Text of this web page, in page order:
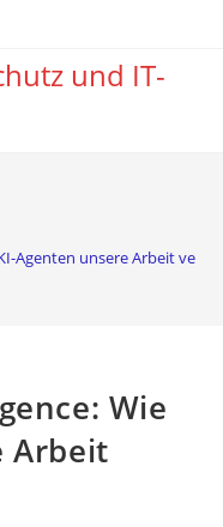
und IT-
Agenten unsere Arbeit
Wie
Arbeit